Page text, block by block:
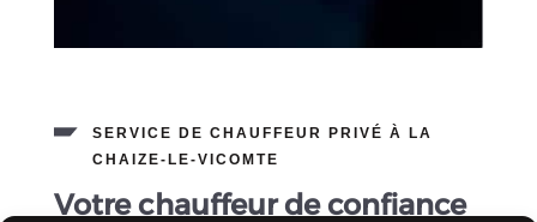
SERVICE DE CHAUFFEUR PRIVÉ À LA
CHAIZE-LE-VICOMTE
Votre chauffeur de confiance